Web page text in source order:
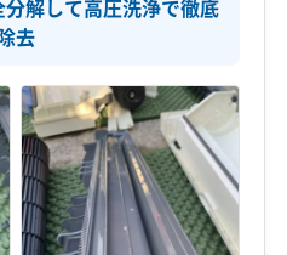
解して高圧洗浄で徹底
去